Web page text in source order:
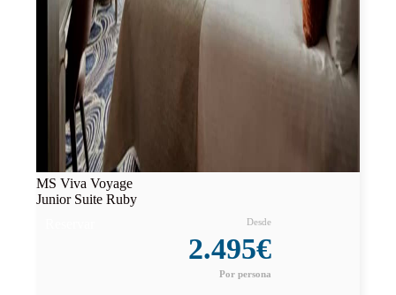
MS Viva Voyage
Junior Suite Ruby
2.495€